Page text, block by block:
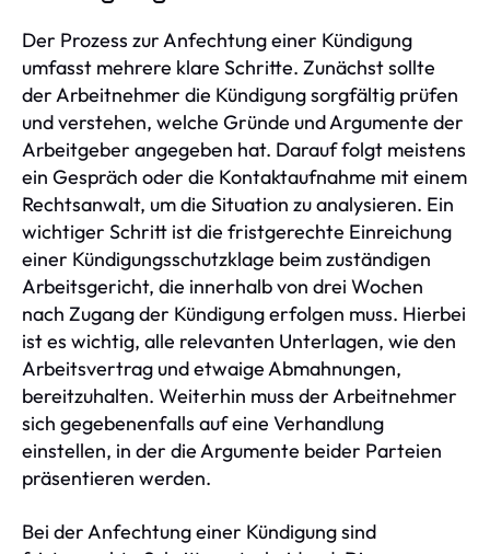
Der Prozess zur Anfechtung einer Kündigung
umfasst mehrere klare Schritte. Zunächst sollte
der Arbeitnehmer die Kündigung sorgfältig prüfen
und verstehen, welche Gründe und Argumente der
Arbeitgeber angegeben hat. Darauf folgt meistens
ein Gespräch oder die Kontaktaufnahme mit einem
Rechtsanwalt, um die Situation zu analysieren. Ein
wichtiger Schritt ist die fristgerechte Einreichung
einer Kündigungsschutzklage beim zuständigen
Arbeitsgericht, die innerhalb von drei Wochen
nach Zugang der Kündigung erfolgen muss. Hierbei
ist es wichtig, alle relevanten Unterlagen, wie den
Arbeitsvertrag und etwaige Abmahnungen,
bereitzuhalten. Weiterhin muss der Arbeitnehmer
sich gegebenenfalls auf eine Verhandlung
einstellen, in der die Argumente beider Parteien
präsentieren werden.
Bei der Anfechtung einer Kündigung sind